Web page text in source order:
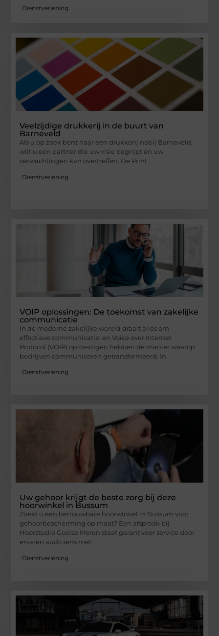
Dienstverlening
Veelzijdige drukkerij in de buurt van
Barneveld
Als u op zoek bent naar een drukkerij nabij Barneveld,
wilt u een partner die uw visie begrijpt en uw
verwachtingen kan overtreffen. De Print
Dienstverlening
VOIP oplossingen: De toekomst van zakelijke
communicatie
In de moderne zakelijke wereld draait alles om
effectieve communicatie, en Voice over Internet
Protocol (VOIP) oplossingen hebben de manier waarop
bedrijven communiceren getransformeerd. In
Dienstverlening
Uw gehoor krijgt de beste zorg bij deze
hoorwinkel in Bussum
Zoekt u een betrouwbare hoorwinkel in Bussum voor
gehoorbescherming op maat? Een afspraak bij
Hoorstudio Gooise Meren staat garant voor service door
ervaren audiciens met
Dienstverlening